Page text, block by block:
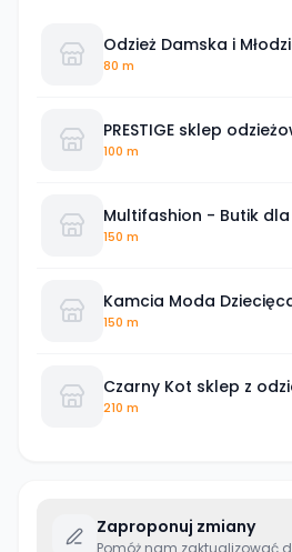
Odzież Damska i
Fashion
80 m
PRESTIGE sklep
100 m
Multifashion - Butik
150 m
Kamcia Moda
150 m
Czarny Kot sklep z
210 m
Zaproponuj zmiany
Pomóż nam zaktualizować